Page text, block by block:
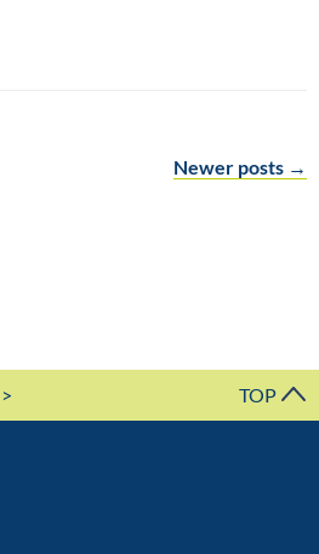
Newer posts →
> TOP